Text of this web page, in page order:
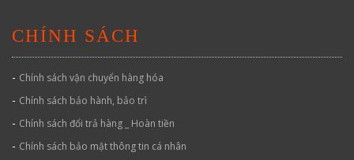
CHÍNH SÁCH
- Chính sách vận chuyển hàng hóa
- Chính sách bảo hành, bảo trì
- Chính sách đổi trả hàng _ Hoàn tiền
- Chính sách bảo mật thông tin cá nhân